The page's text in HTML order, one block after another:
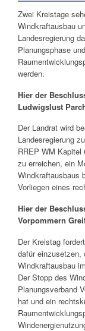
Zwei Kreistage
Windkraftausbau
Landesregierung
Planungsphase
werden.
Hier der
Ludwigslust
Der Landrat wird
Landesregierung
RREP WM Kapitel
zu erreichen, ein
Windkraftausbaus
Vorliegen eines
Hier der
Vorpommern
Der Kreistag
dafür einzusetzen,
Windkraftausbau
Der Stopp des
Planungsverband
hat und ein